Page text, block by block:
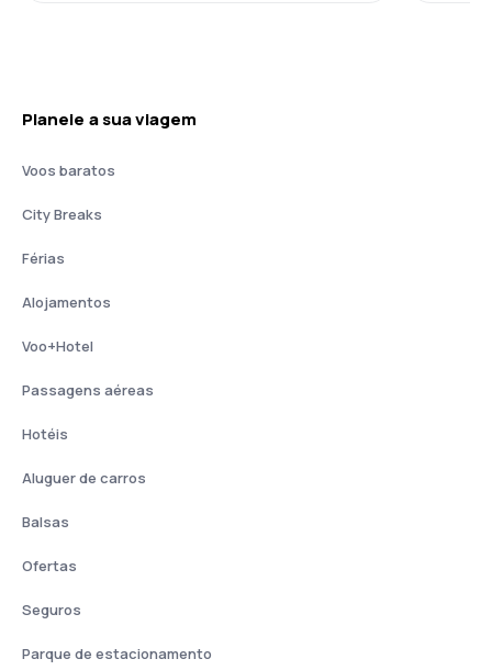
Planeie a sua viagem
Voos baratos
City Breaks
Férias
Alojamentos
Voo+Hotel
Passagens aéreas
Hotéis
Aluguer de carros
Balsas
Ofertas
Seguros
Parque de estacionamento